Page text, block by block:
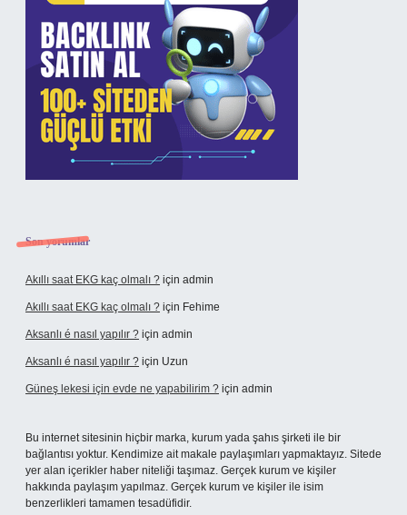
Son yorumlar
Akıllı saat EKG kaç olmalı ? için admin
Akıllı saat EKG kaç olmalı ? için Fehime
Aksanlı é nasıl yapılır ? için admin
Aksanlı é nasıl yapılır ? için Uzun
Güneş lekesi için evde ne yapabilirim ? için admin
Bu internet sitesinin hiçbir marka, kurum yada şahıs şirketi ile bir
bağlantısı yoktur. Kendimize ait makale paylaşımları yapmaktayız. Sitede
yer alan içerikler haber niteliği taşımaz. Gerçek kurum ve kişiler
hakkında paylaşım yapılmaz. Gerçek kurum ve kişiler ile isim
benzerlikleri tamamen tesadüfidir.